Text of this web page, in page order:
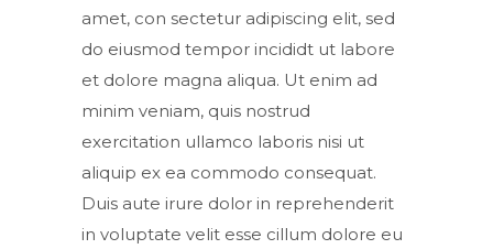
amet, con sectetur adipiscing elit, sed
do eiusmod tempor incididt ut labore
et dolore magna aliqua. Ut enim ad
minim veniam, quis nostrud
exercitation ullamco laboris nisi ut
aliquip ex ea commodo consequat.
Duis aute irure dolor in reprehenderit
in voluptate velit esse cillum dolore eu